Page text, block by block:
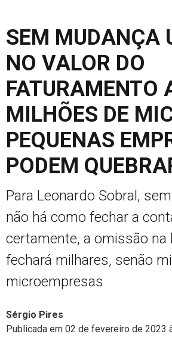
SEM MUDANÇA
NO VALOR DO
FATURAMENTO
MILHÕES DE
PEQUENAS
PODEM
Para Leonardo Sobral,
não há como fechar a
certamente, a omissão na
fechará milhares, senão
microempresas
Sérgio Pires
Publicada em 02 de fevereiro de 2023